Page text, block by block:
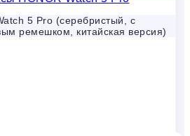
5 Pro (серебристый, с
ремешком, китайская версия)